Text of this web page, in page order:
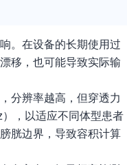
。在设备的长期使用过
移，也可能导致实际输
分辨率越高，但穿透力
，以适应不同体型患者
胱边界，导致容积计算